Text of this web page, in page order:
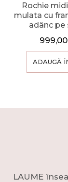
Rochie
mulata cu
adânc pe
999,00
ADAUGĂ
LAUME